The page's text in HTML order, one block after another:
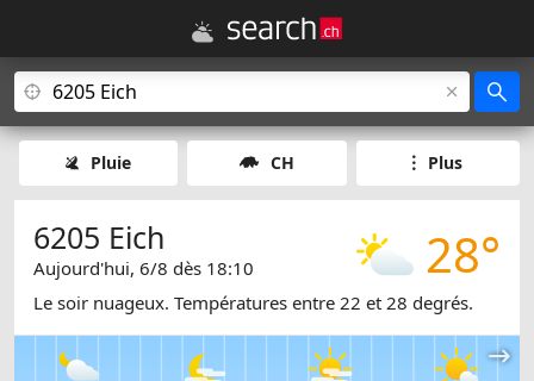
Pluie CH Plus
28°
6205 Eich
Aujourd'hui, 6/8 dès 18:10
Le soir nuageux. Températures entre 22 et 28 degrés.